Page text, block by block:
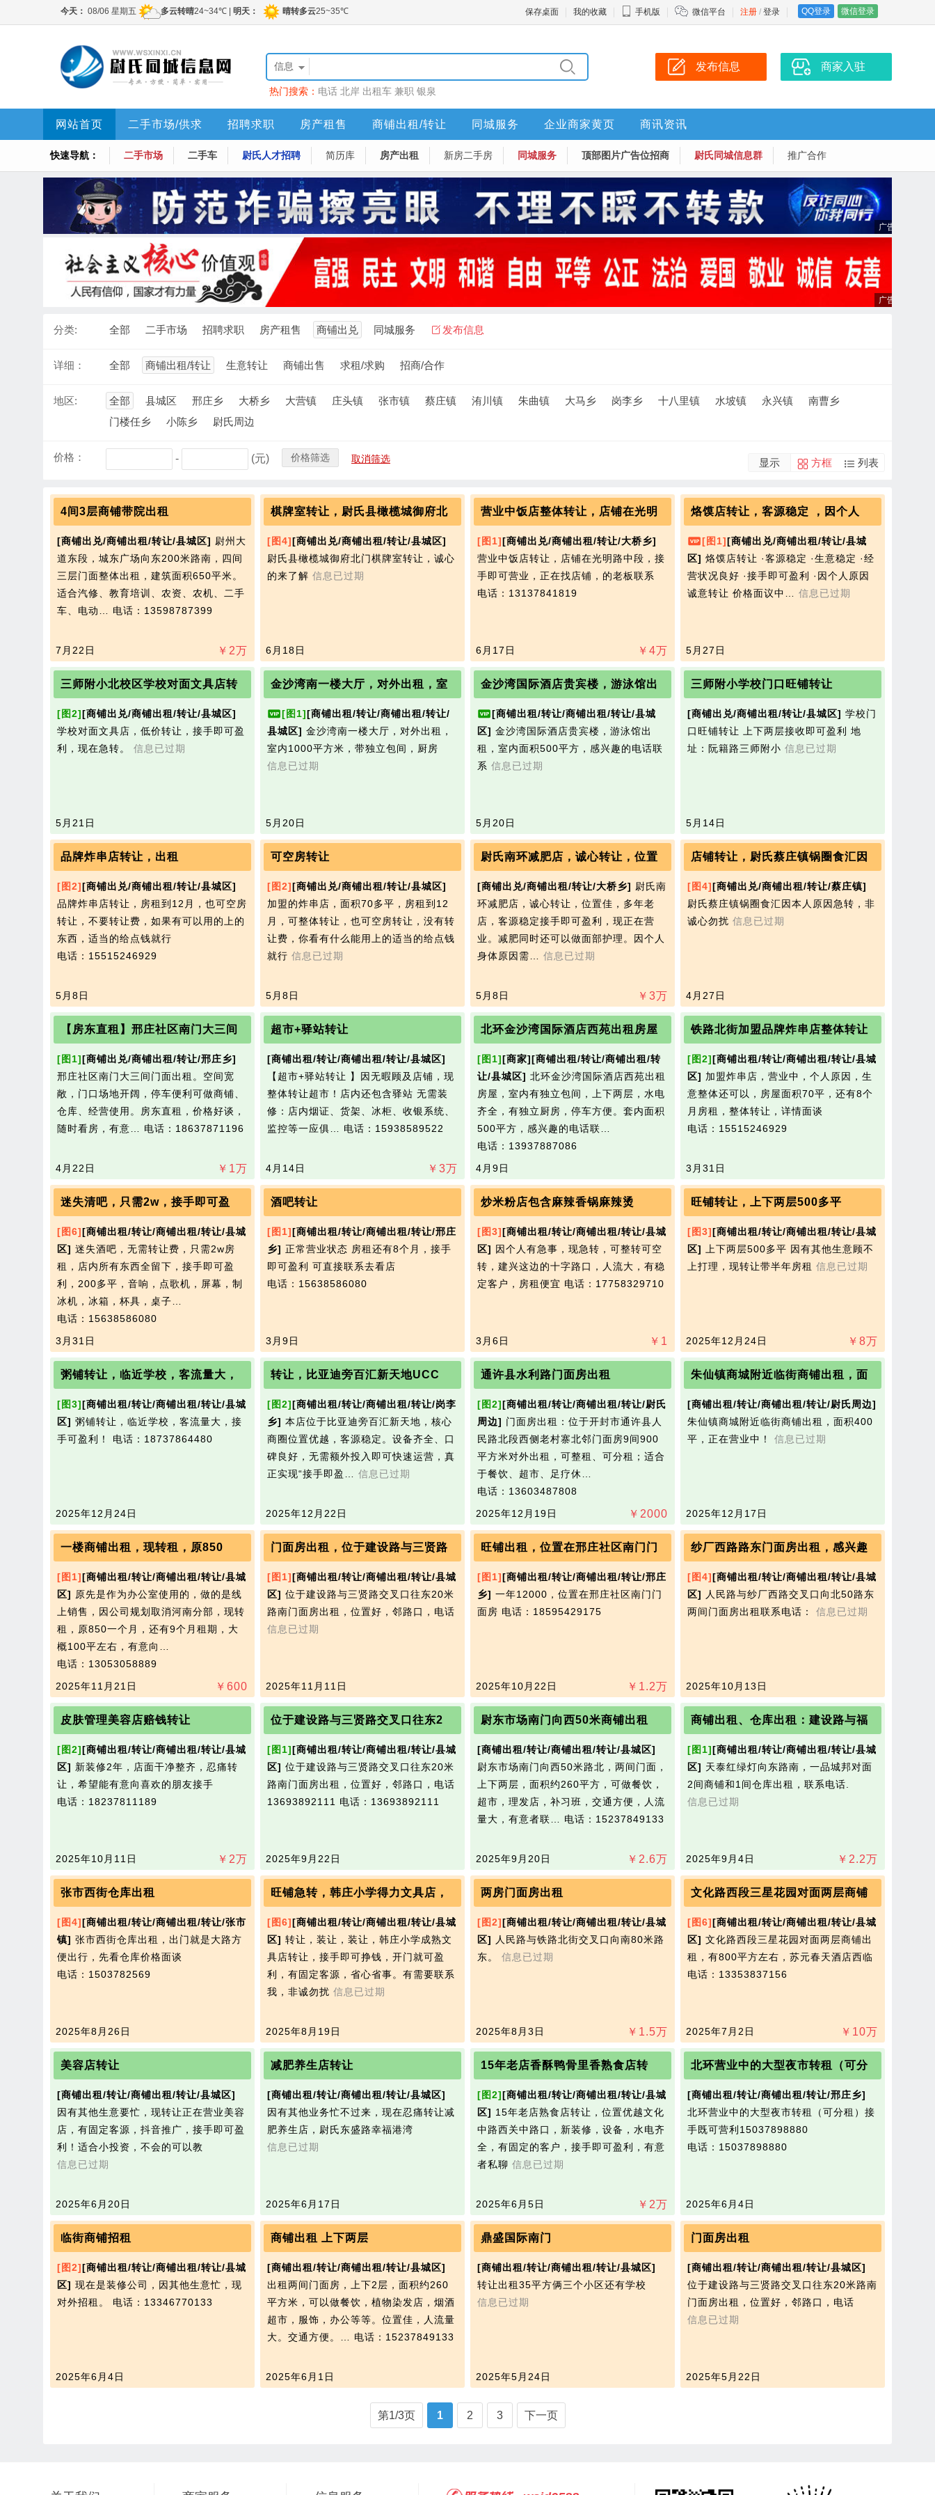
注册 / 登录 QQ登录 微信登录
保存桌面 我的收藏 手机版 微信平台
信息
热门搜索： 电话 北岸 出租车 兼职 银泉
发布信息 商家入驻
网站首页 二手市场/供求 招聘求职 房产租售 商铺出租/转让 同城服务 企业商家黄页 商讯资讯
快速导航： 二手市场 二手车 尉氏人才招聘 简历库 房产出租 新房二手房 同城服务 顶部图片广告位招商 尉氏同城信息群 推广合作
分类: 全部 二手市场 招聘求职 房产租售 商铺出兑 同城服务 发布信息
详细： 全部 商铺出租/转让 生意转让 商铺出售 求租/求购 招商/合作
地区: 全部 县城区 邢庄乡 大桥乡 大营镇 庄头镇 张市镇 蔡庄镇 洧川镇 朱曲镇 大马乡 岗李乡 十八里镇 水坡镇 永兴镇
南曹乡
门楼任乡
小陈乡 尉氏周边
价格： - (元) 价格筛选 取消筛选 显示 方框 列表
4间3层商铺带院出租
[商铺出兑/商铺出租/转让/县城区] 尉州大
道东段，城东广场向东200米路南，四间
三层门面整体出租，建筑面积650平米。
适合汽修、教育培训、农资、农机、二手
车、电动… 电话：13598787399
￥ 2万
7月22日
棋牌室转让，尉氏县橄榄城御府北
[图4][商铺出兑/商铺出租/转让/县城区]
尉氏县橄榄城御府北门棋牌室转让，诚心
的来了解 信息已过期
6月18日
营业中饭店整体转让，店铺在光明
[图1][商铺出兑/商铺出租/转让/大桥乡]
营业中饭店转让，店铺在光明路中段，接
手即可营业，正在找店铺，的老板联系
电话：13137841819
￥ 4万
6月17日
烙馍店转让，客源稳定 ，因个人
[图1][商铺出兑/商铺出租/转让/县城
区] 烙馍店转让 ·客源稳定 ·生意稳定 ·经
营状况良好 ·接手即可盈利 ·因个人原因
诚意转让 价格面议中… 信息已过期
5月27日
三师附小北校区学校对面文具店转
[图2][商铺出兑/商铺出租/转让/县城区]
学校对面文具店，低价转让，接手即可盈
利，现在急转。 信息已过期
5月21日
金沙湾南一楼大厅，对外出租，室
[图1][商铺出租/转让/商铺出租/转让/
县城区] 金沙湾南一楼大厅，对外出租，
室内1000平方米，带独立包间，厨房
信息已过期
5月20日
金沙湾国际酒店贵宾楼，游泳馆出
[商铺出租/转让/商铺出租/转让/县城
区] 金沙湾国际酒店贵宾楼，游泳馆出
租，室内面积500平方，感兴趣的电话联
系 信息已过期
5月20日
三师附小学校门口旺铺转让
[商铺出兑/商铺出租/转让/县城区] 学校门
口旺铺转让 上下两层接收即可盈利 地
址：阮籍路三师附小 信息已过期
5月14日
品牌炸串店转让，出租
[图2][商铺出兑/商铺出租/转让/县城区]
品牌炸串店转让，房租到12月，也可空房
转让，不要转让费，如果有可以用的上的
东西，适当的给点钱就行
电话：15515246929
5月8日
可空房转让
[图2][商铺出兑/商铺出租/转让/县城区]
加盟的炸串店，面积70多平，房租到12
月，可整体转让，也可空房转让，没有转
让费，你看有什么能用上的适当的给点钱
就行 信息已过期
5月8日
尉氏南环减肥店，诚心转让，位置
[商铺出兑/商铺出租/转让/大桥乡] 尉氏南
环减肥店，诚心转让，位置佳，多年老
店，客源稳定接手即可盈利，现正在营
业。减肥同时还可以做面部护理。因个人
身体原因需… 信息已过期
￥ 3万
5月8日
店铺转让，尉氏蔡庄镇锅圈食汇因
[图4][商铺出兑/商铺出租/转让/蔡庄镇]
尉氏蔡庄镇锅圈食汇因本人原因急转，非
诚心勿扰 信息已过期
4月27日
【房东直租】邢庄社区南门大三间
[图1][商铺出兑/商铺出租/转让/邢庄乡]
邢庄社区南门大三间门面出租。空间宽
敞，门口场地开阔，停车便利可做商铺、
仓库、经营使用。房东直租，价格好谈，
随时看房，有意… 电话：18637871196
￥ 1万
4月22日
超市+驿站转让
[商铺出租/转让/商铺出租/转让/县城区]
【超市+驿站转让 】因无暇顾及店铺，现
整体转让超市！店内还包含驿站 无需装
修：店内烟证、货架、冰柜、收银系统、
监控等一应俱… 电话：15938589522
￥ 3万
4月14日
北环金沙湾国际酒店西苑出租房屋
[图1][商家][商铺出租/转让/商铺出租/转
让/县城区] 北环金沙湾国际酒店西苑出租
房屋，室内有独立包间，上下两层，水电
齐全，有独立厨房，停车方便。套内面积
500平方，感兴趣的电话联…
电话：13937887086
4月9日
铁路北街加盟品牌炸串店整体转让
[图2][商铺出租/转让/商铺出租/转让/县城
区] 加盟炸串店，营业中，个人原因，生
意整体还可以，房屋面积70平，还有8个
月房租，整体转让，详情面谈
电话：15515246929
3月31日
迷失清吧，只需2w，接手即可盈
[图6][商铺出租/转让/商铺出租/转让/县城
区] 迷失酒吧，无需转让费，只需2w房
租，店内所有东西全留下，接手即可盈
利，200多平，音响，点歌机，屏幕，制
冰机，冰箱，杯具，桌子…
电话：15638586080
3月31日
酒吧转让
[图1][商铺出租/转让/商铺出租/转让/邢庄
乡] 正常营业状态 房租还有8个月，接手
即可盈利 可直接联系去看店
电话：15638586080
3月9日
炒米粉店包含麻辣香锅麻辣烫
[图3][商铺出租/转让/商铺出租/转让/县城
区] 因个人有急事，现急转，可整转可空
转，建兴这边的十字路口，人流大，有稳
定客户，房租便宜 电话：17758329710
￥ 1
3月6日
旺铺转让，上下两层500多平
[图3][商铺出租/转让/商铺出租/转让/县城
区]
上下两层500多平 因有其他生意顾不
上打理，现转让带半年房租 信息已过期
￥ 8万
2025年12月24日
粥铺转让，临近学校，客流量大，
[图3][商铺出租/转让/商铺出租/转让/县城
区] 粥铺转让，临近学校，客流量大，接
手可盈利！ 电话：18737864480
2025年12月24日
转让，比亚迪旁百汇新天地UCC
[图2][商铺出租/转让/商铺出租/转让/岗李
乡] 本店位于比亚迪旁百汇新天地，核心
商圈位置优越，客源稳定。设备齐全、口
碑良好，无需额外投入即可快速运营，真
正实现“接手即盈… 信息已过期
2025年12月22日
通许县水利路门面房出租
[图2][商铺出租/转让/商铺出租/转让/尉氏
周边] 门面房出租：位于开封市通许县人
民路北段西侧老村寨北邻门面房9间900
平方米对外出租，可整租、可分租；适合
于餐饮、超市、足疗休…
电话：13603487808
￥ 2000
2025年12月19日
朱仙镇商城附近临街商铺出租，面
[商铺出租/转让/商铺出租/转让/尉氏周边]
朱仙镇商城附近临街商铺出租，面积400
平，正在营业中！ 信息已过期
2025年12月17日
一楼商铺出租，现转租，原850
[图1][商铺出租/转让/商铺出租/转让/县城
区] 原先是作为办公室使用的，做的是线
上销售，因公司规划取消河南分部，现转
租，原850一个月，还有9个月租期，大
概100平左右，有意向…
电话：13053058889
￥ 600
2025年11月21日
门面房出租，位于建设路与三贤路
[图1][商铺出租/转让/商铺出租/转让/县城
区] 位于建设路与三贤路交叉口往东20米
路南门面房出租，位置好，邻路口，电话
信息已过期
2025年11月11日
旺铺出租，位置在邢庄社区南门门
[图1][商铺出租/转让/商铺出租/转让/邢庄
乡] 一年12000，位置在邢庄社区南门门
面房 电话：18595429175
￥ 1.2万
2025年10月22日
纱厂西路路东门面房出租，感兴趣
[图4][商铺出租/转让/商铺出租/转让/县城
区]
人民路与纱厂西路交叉口向北50路东
两间门面房出租联系电话： 信息已过期
2025年10月13日
皮肤管理美容店赔钱转让
[图2][商铺出租/转让/商铺出租/转让/县城
区] 新装修2年，店面干净整齐，忍痛转
让，希望能有意向喜欢的朋友接手
电话：18237811189
￥ 2万
2025年10月11日
位于建设路与三贤路交叉口往东2
[图1][商铺出租/转让/商铺出租/转让/县城
区] 位于建设路与三贤路交叉口往东20米
路南门面房出租，位置好，邻路口，电话
13693892111 电话：13693892111
2025年9月22日
尉东市场南门向西50米商铺出租
[商铺出租/转让/商铺出租/转让/县城区]
尉东市场南门向西50米路北，两间门面，
上下两层，面积约260平方，可做餐饮，
超市，理发店，补习班，交通方便，人流
量大，有意者联… 电话：15237849133
￥ 2.6万
2025年9月20日
商铺出租、仓库出租：建设路与福
[图1][商铺出租/转让/商铺出租/转让/县城
区] 天泰红绿灯向东路南，一品城邦对面
2间商铺和1间仓库出租，联系电话.
信息已过期
￥ 2.2万
2025年9月4日
张市西街仓库出租
[图4][商铺出租/转让/商铺出租/转让/张市
镇] 张市西街仓库出租，出门就是大路方
便出行，先看仓库价格面谈
电话：1503782569
2025年8月26日
旺铺急转，韩庄小学得力文具店，
[图6][商铺出租/转让/商铺出租/转让/县城
区] 转让，装让，装让，韩庄小学成熟文
具店转让，接手即可挣钱，开门就可盈
利，有固定客源，省心省事。有需要联系
我，非诚勿扰 信息已过期
2025年8月19日
两房门面房出租
[图2][商铺出租/转让/商铺出租/转让/县城
区]
人民路与铁路北街交叉口向南80米路
东。 信息已过期
￥ 1.5万
2025年8月3日
文化路西段三星花园对面两层商铺
[图6][商铺出租/转让/商铺出租/转让/县城
区] 文化路西段三星花园对面两层商铺出
租，有800平方左右，苏元春天酒店西临
电话：13353837156
￥ 10万
2025年7月2日
美容店转让
[商铺出租/转让/商铺出租/转让/县城区]
因有其他生意要忙，现转让正在营业美容
店，有固定客源，抖音推广，接手即可盈
利！适合小投资，不会的可以教
信息已过期
2025年6月20日
减肥养生店转让
[商铺出租/转让/商铺出租/转让/县城区]
因有其他业务忙不过来，现在忍痛转让减
肥养生店，尉氏东盛路幸福港湾
信息已过期
2025年6月17日
15年老店香酥鸭骨里香熟食店转
[图2][商铺出租/转让/商铺出租/转让/县城
区] 15年老店熟食店转让，位置优越文化
中路西关中路口，新装修，设备，水电齐
全，有固定的客户，接手即可盈利，有意
者私聊 信息已过期
￥ 2万
2025年6月5日
北环营业中的大型夜市转租（可分
[商铺出租/转让/商铺出租/转让/邢庄乡]
北环营业中的大型夜市转租（可分租）接
手既可营利15037898880
电话：15037898880
2025年6月4日
临街商铺招租
[图2][商铺出租/转让/商铺出租/转让/县城
区] 现在是装修公司，因其他生意忙，现
对外招租。 电话：13346770133
2025年6月4日
商铺出租 上下两层
[商铺出租/转让/商铺出租/转让/县城区]
出租两间门面房，上下2层，面积约260
平方米，可以做餐饮，植物染发店，烟酒
超市，服饰，办公等等。位置佳，人流量
大。交通方便。… 电话：15237849133
2025年6月1日
鼎盛国际南门
[商铺出租/转让/商铺出租/转让/县城区]
转让出租35平方俩三个小区还有学校
信息已过期
2025年5月24日
门面房出租
[商铺出租/转让/商铺出租/转让/县城区]
位于建设路与三贤路交叉口往东20米路南
门面房出租，位置好，邻路口，电话
信息已过期
2025年5月22日
第1/3页 1 2 3 下一页